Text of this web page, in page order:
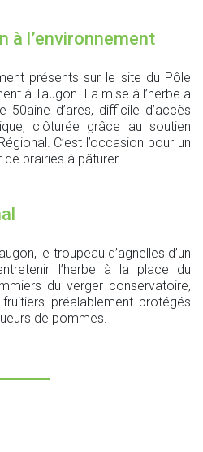
à l’environnement
présents sur le site du Pôle
à Taugon. La mise à l’herbe a
50aine d’ares, difficile d’accès
clôturée grâce au soutien
C’est l’occasion pour un
prairies à pâturer.
le troupeau d’agnelles d’un
l’herbe à la place du
du verger conservatoire,
préalablement protégés
de pommes.